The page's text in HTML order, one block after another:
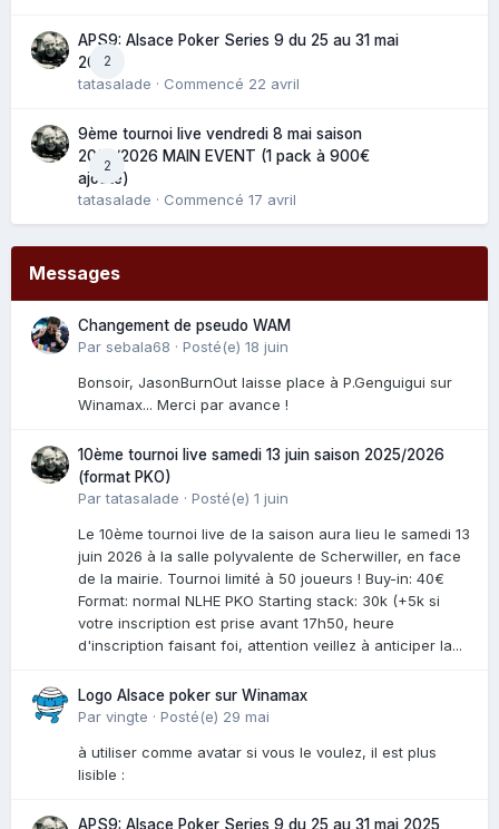
2
APS9: Alsace Poker Series 9 du 25 au 31 mai
2025
tatasalade · Commencé 22 avril
2
9ème tournoi live vendredi 8 mai saison
2025/2026 MAIN EVENT (1 pack à 900€
ajouté)
tatasalade · Commencé 17 avril
Messages
Changement de pseudo WAM
Par sebala68 · Posté(e) 18 juin
Bonsoir, JasonBurnOut laisse place à P.Genguigui sur
Winamax... Merci par avance !
10ème tournoi live samedi 13 juin saison 2025/2026
(format PKO)
Partatasalade · Posté(e) 1 juin
Le 10ème tournoi live de la saison aura lieu le samedi 13
juin 2026 à la salle polyvalente de Scherwiller, en face
de la mairie. Tournoi limité à 50 joueurs ! Buy-in: 40€
Format: normal NLHE PKO Starting stack: 30k (+5k si
votre inscription est prise avant 17h50, heure
d'inscription faisant foi, attention veillez à anticiper la...
Logo Alsace poker sur Winamax
Par vingte · Posté(e) 29 mai
à utiliser comme avatar si vous le voulez, il est plus
lisible :
APS9: Alsace Poker Series 9 du 25 au 31 mai 2025